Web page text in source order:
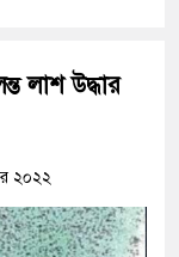
লাশ উদ্ধার
২০২২